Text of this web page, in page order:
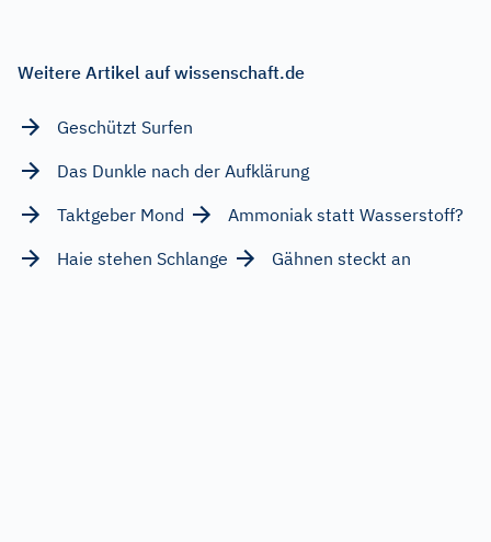
Weitere Artikel auf wissenschaft.de
Geschützt Surfen
Das Dunkle nach der Aufklärung
Taktgeber Mond
Ammoniak statt Wasserstoff?
Haie stehen Schlange
Gähnen steckt an